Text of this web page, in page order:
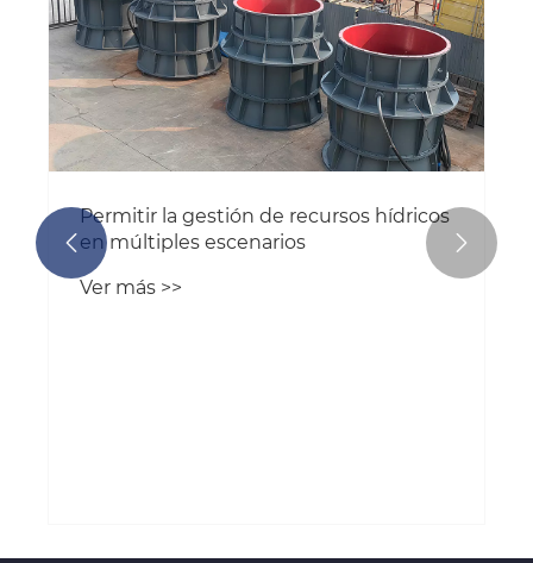
Permitir la gestión de recursos hídricos
en múltiples escenarios
Ver más >>
 